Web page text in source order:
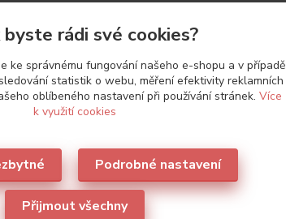
2
byste rádi své cookies?
ke správnému fungování našeho e-shopu a v případě
statistik o webu, měření efektivity reklamních
oblíbeného nastavení při používání stránek. Více
k využití cookies
Podrobné nastavení
Přijmout všechny